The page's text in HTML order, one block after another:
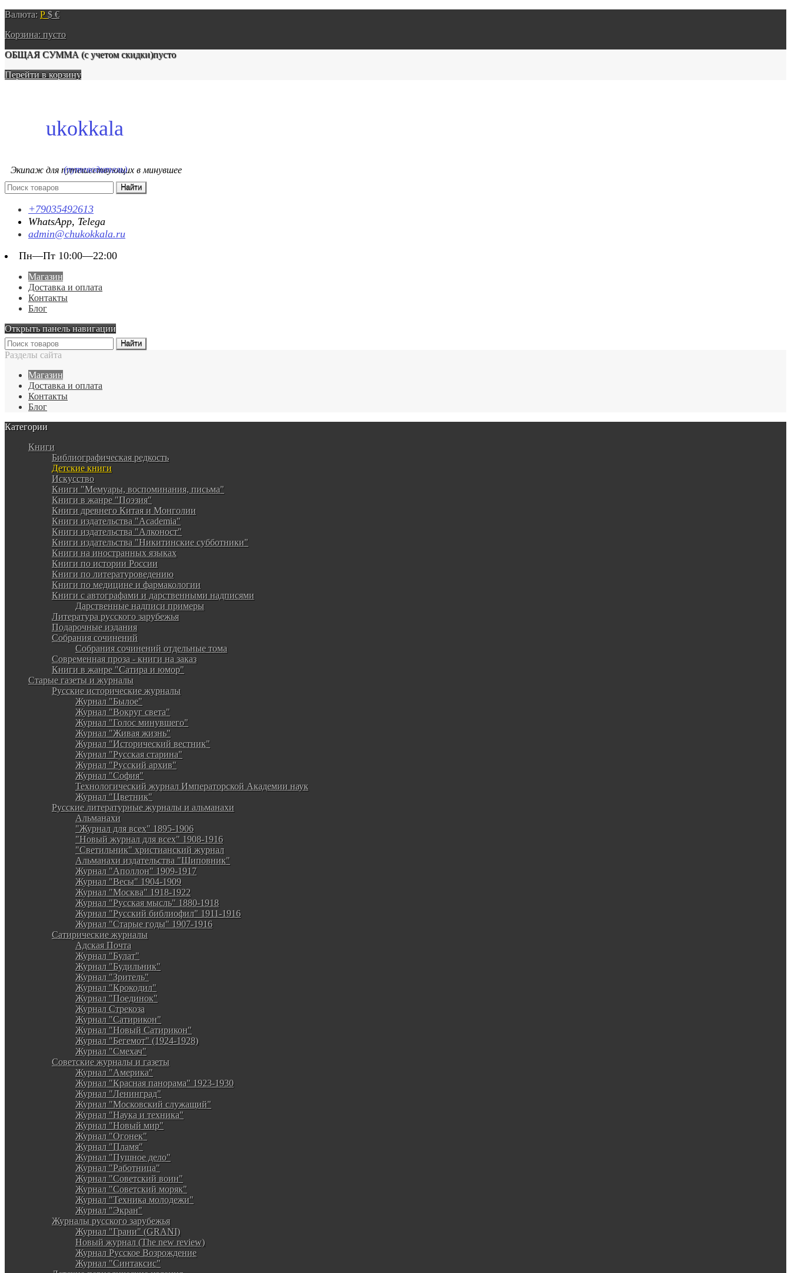
Валюта: Р $ €
Корзина: пусто
ОБЩАЯ СУММА (с учетом скидки)пусто
Перейти в корзину
ukokkala
Экипаж для путешествующих в минувшее
(путеводитель)
+79035492613
WhatsApp, Telega
admin@chukokkala.ru
Пн—Пт 10:00—22:00
Магазин
Доставка и оплата
Контакты
Блог
Открыть панель навигации
Разделы сайта
Магазин
Доставка и оплата
Контакты
Блог
Категории
Книги
Библиографическая редкость
Детские книги
Искусство
Книги "Мемуары, воспоминания, письма"
Книги в жанре "Поэзия"
Книги древнего Китая и Монголии
Книги издательства "Academia"
Книги издательства "Алконост"
Книги издательства "Никитинские субботники"
Книги на иностранных языках
Книги по истории России
Книги по литературоведению
Книги по медицине и фармакологии
Книги с автографами и дарственными надписями
Дарственные надписи примеры
Литература русского зарубежья
Подарочные издания
Собрания сочинений
Собрания сочинений отдельные тома
Современная проза - книги на заказ
Книги в жанре "Сатира и юмор"
Старые газеты и журналы
Русские исторические журналы
Журнал "Былое"
Журнал "Вокруг света"
Журнал "Голос минувшего"
Журнал "Живая жизнь"
Журнал "Исторический вестник"
Журнал "Русская старина"
Журнал "Русский архив"
Журнал "София"
Технологический журнал Императорской Академии наук
Журнал "Цветник"
Русские литературные журналы и альманахи
Альманахи
"Журнал для всех" 1895-1906
"Новый журнал для всех" 1908-1916
"Светильник" христианский журнал
Альманахи издательства "Шиповник"
Журнал "Аполлон" 1909-1917
Журнал "Весы" 1904-1909
Журнал "Москва" 1918-1922
Журнал "Русская мысль" 1880-1918
Журнал "Русский библиофил" 1911-1916
Журнал "Старые годы" 1907-1916
Сатирические журналы
Адская Почта
Журнал "Булат"
Журнал "Будильник"
Журнал "Зритель"
Журнал "Крокодил"
Журнал "Поединок"
Журнал Стрекоза
Журнал "Сатирикон"
Журнал "Новый Сатирикон"
Журнал "Бегемот" (1924-1928)
Журнал "Смехач"
Советские журналы и газеты
Журнал "Америка"
Журнал "Красная панорама" 1923-1930
Журнал "Ленинград"
Журнал "Московский служащий"
Журнал "Наука и техника"
Журнал "Новый мир"
Журнал "Огонек"
Журнал "Пламя"
Журнал "Пушное дело"
Журнал "Работница"
Журнал "Советский воин"
Журнал "Советский моряк"
Журнал "Техника молодежи"
Журнал "Экран"
Журналы русского зарубежья
Журнал "Грани" (GRANI)
Новый журнал (The new review)
Журнал Русское Возрождение
Журнал "Синтаксис"